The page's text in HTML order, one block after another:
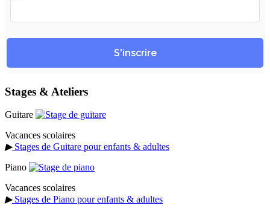
Stages & Ateliers
Guitare
Vacances scolaires
▶Stages de Guitare pour enfants & adultes
Piano
Vacances scolaires
▶Stages de Piano pour enfants & adultes